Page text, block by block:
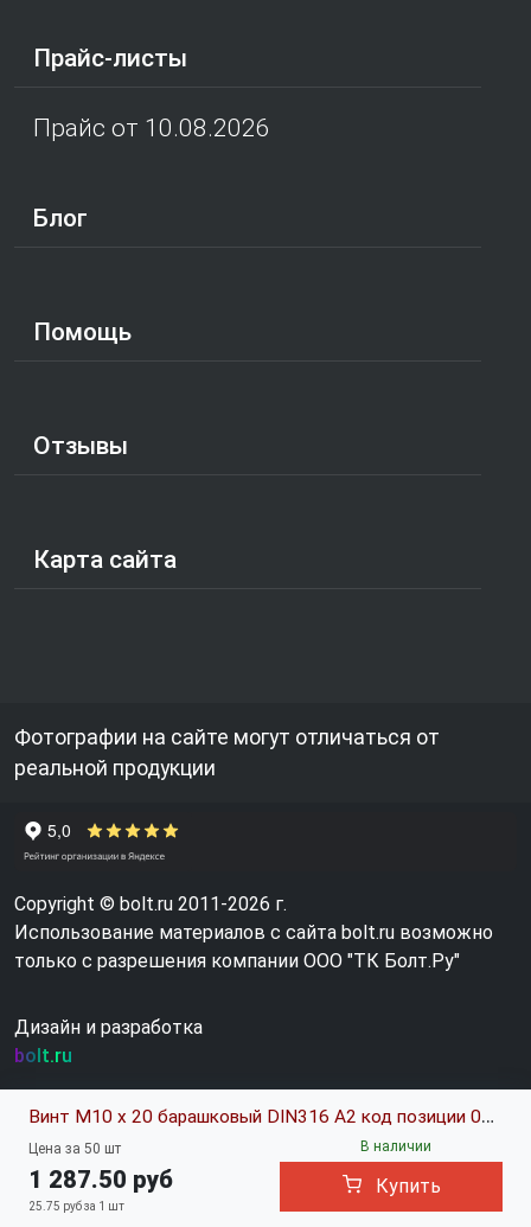
Винт М10 х 20 барашковый DIN316 A2 код позиции 0387574
Цена за 50 шт
1 287.50 руб
25.75 руб за 1 шт
В наличии
Купить
Прайс-листы
Прайс от 10.08.2026
Блог
Помощь
Отзывы
Карта сайта
Фотографии на сайте могут отличаться от
реальной продукции
Copyright © bolt.ru 2011-2026 г.
Использование материалов с сайта bolt.ru возможно
только с разрешения компании ООО "ТК Болт.Ру"
Дизайн и разработка
bolt.ru